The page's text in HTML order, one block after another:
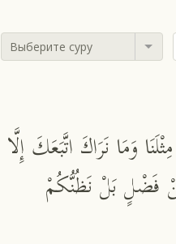
Выберите суру
وَمَا نَرَاكَ اتَّبَعَكَ إِلَّا
فَضْلٍ بَلْ نَظُنُّكُمْ